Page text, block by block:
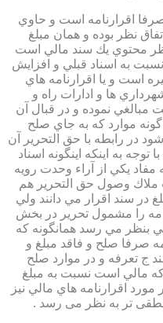
صرفا اقرارنامه است و حاوي
نظر بوده و همان مبلغ
محتوي يك سند مالي است
نسبت به اسناد قبلي و افزايش
است و يا اقرارنامه هاي
ها و ادارات راه و
مبالغي نموده و در قبال آن
موارد كه به جاي صلح
در رابطه با حق التحرير آن
توجه به اينكه اينگونه اسناد
يكي از آراء وحدت رويه
وصول حق التحرير هم
سند اقرار مي دانند ولي
را مشمول تحرير در بخش
بنظر مي رسد همانگونه كه
صرفا صلح و فاقد مبلغ و
ج تعرفه و در موارد صلح
مالي است نسبت به مبلغ
اقرارنامه هاي مالي نيز
تر به نظر می رسد .